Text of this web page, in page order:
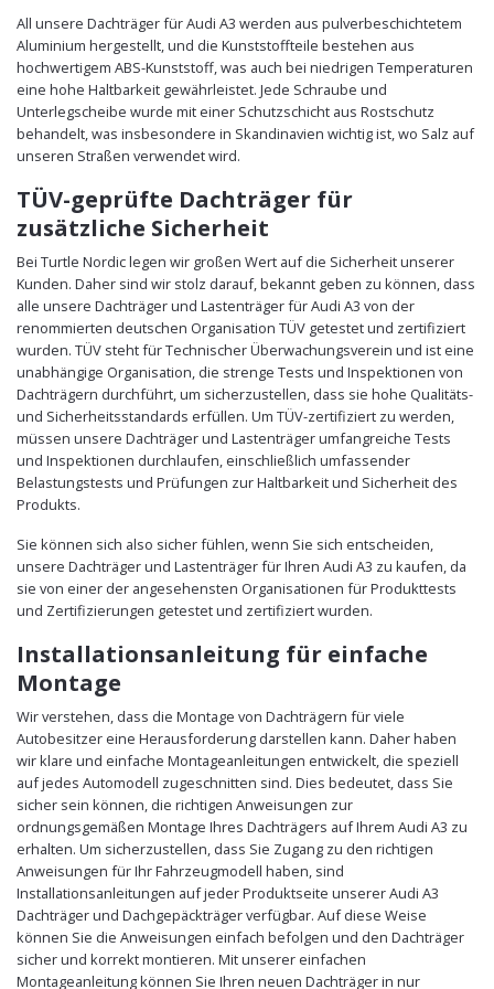
All unsere Dachträger für Audi A3 werden aus pulverbeschichtetem
Aluminium hergestellt, und die Kunststoffteile bestehen aus
hochwertigem ABS-Kunststoff, was auch bei niedrigen Temperaturen
eine hohe Haltbarkeit gewährleistet. Jede Schraube und
Unterlegscheibe wurde mit einer Schutzschicht aus Rostschutz
behandelt, was insbesondere in Skandinavien wichtig ist, wo Salz auf
unseren Straßen verwendet wird.
TÜV-geprüfte Dachträger für
zusätzliche Sicherheit
Bei Turtle Nordic legen wir großen Wert auf die Sicherheit unserer
Kunden. Daher sind wir stolz darauf, bekannt geben zu können, dass
alle unsere Dachträger und Lastenträger für Audi A3 von der
renommierten deutschen Organisation TÜV getestet und zertifiziert
wurden. TÜV steht für Technischer Überwachungsverein und ist eine
unabhängige Organisation, die strenge Tests und Inspektionen von
Dachträgern durchführt, um sicherzustellen, dass sie hohe Qualitäts-
und Sicherheitsstandards erfüllen. Um TÜV-zertifiziert zu werden,
müssen unsere Dachträger und Lastenträger umfangreiche Tests
und Inspektionen durchlaufen, einschließlich umfassender
Belastungstests und Prüfungen zur Haltbarkeit und Sicherheit des
Produkts.
Sie können sich also sicher fühlen, wenn Sie sich entscheiden,
unsere Dachträger und Lastenträger für Ihren Audi A3 zu kaufen, da
sie von einer der angesehensten Organisationen für Produkttests
und Zertifizierungen getestet und zertifiziert wurden.
Installationsanleitung für einfache
Montage
Wir verstehen, dass die Montage von Dachträgern für viele
Autobesitzer eine Herausforderung darstellen kann. Daher haben
wir klare und einfache Montageanleitungen entwickelt, die speziell
auf jedes Automodell zugeschnitten sind. Dies bedeutet, dass Sie
sicher sein können, die richtigen Anweisungen zur
ordnungsgemäßen Montage Ihres Dachträgers auf Ihrem Audi A3 zu
erhalten. Um sicherzustellen, dass Sie Zugang zu den richtigen
Anweisungen für Ihr Fahrzeugmodell haben, sind
Installationsanleitungen auf jeder Produktseite unserer Audi A3
Dachträger und Dachgepäckträger verfügbar. Auf diese Weise
können Sie die Anweisungen einfach befolgen und den Dachträger
sicher und korrekt montieren. Mit unserer einfachen
Montageanleitung können Sie Ihren neuen Dachträger in nur